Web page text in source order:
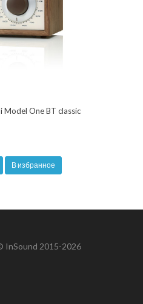
Model One BT classic
В избранное
InSound 2015-2026